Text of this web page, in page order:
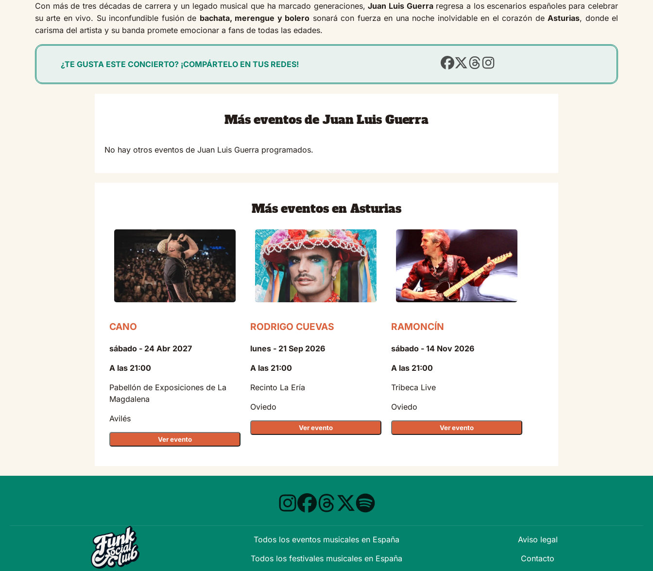
Con más de tres décadas de carrera y un legado musical que ha marcado generaciones,Juan Luis Guerraregresa a los escenarios españoles para celebrar
su arte en vivo. Su inconfundible fusión de bachata, merengue y bolero sonará con fuerza en una noche inolvidable en el corazón deAsturias, donde el
carisma del artista y su banda promete emocionar a fans de todas las edades.
¿TE GUSTA ESTE CONCIERTO? ¡COMPÁRTELO EN TUS REDES!
Más eventos de Juan Luis Guerra
No hay otros eventos de Juan Luis Guerra programados.
Más eventos en Asturias
CANO
sábado - 24 Abr 2027
A las 21:00
Pabellón de Exposiciones de La
Magdalena
Avilés
Ver evento
RODRIGO CUEVAS
lunes - 21 Sep 2026
A las 21:00
Recinto La Ería
Oviedo
Ver evento
RAMONCÍN
sábado - 14 Nov 2026
A las 21:00
Tribeca Live
Oviedo
Ver evento
Todos los eventos musicales en España
Todos los festivales musicales en España
Aviso legal
Contacto